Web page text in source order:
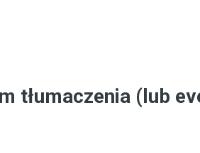
tłumaczenia (lub